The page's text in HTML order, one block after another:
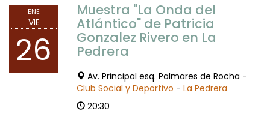
ENE
VIE
26
Muestra "La Onda del
Atlántico" de Patricia
Gonzalez Rivero en La
Pedrera
Av. Principal esq. Palmares de Rocha -
Club Social y Deportivo - La Pedrera
20:30